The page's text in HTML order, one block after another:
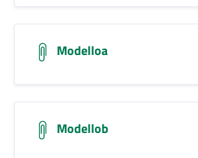
Modelloa
Modellob